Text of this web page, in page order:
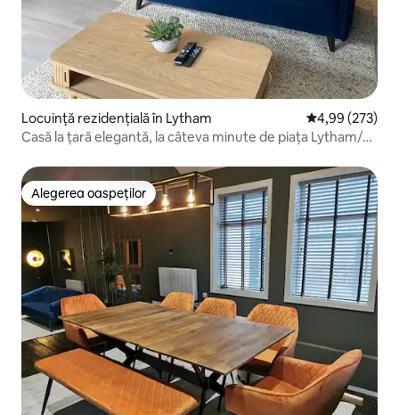
Locuință rezidențială în Lytham Scor mediu de
4,99 (273)
Casă la țară elegantă, la câteva minute de piața Lytham/
Alegerea oaspeților
Alegerea oaspeților